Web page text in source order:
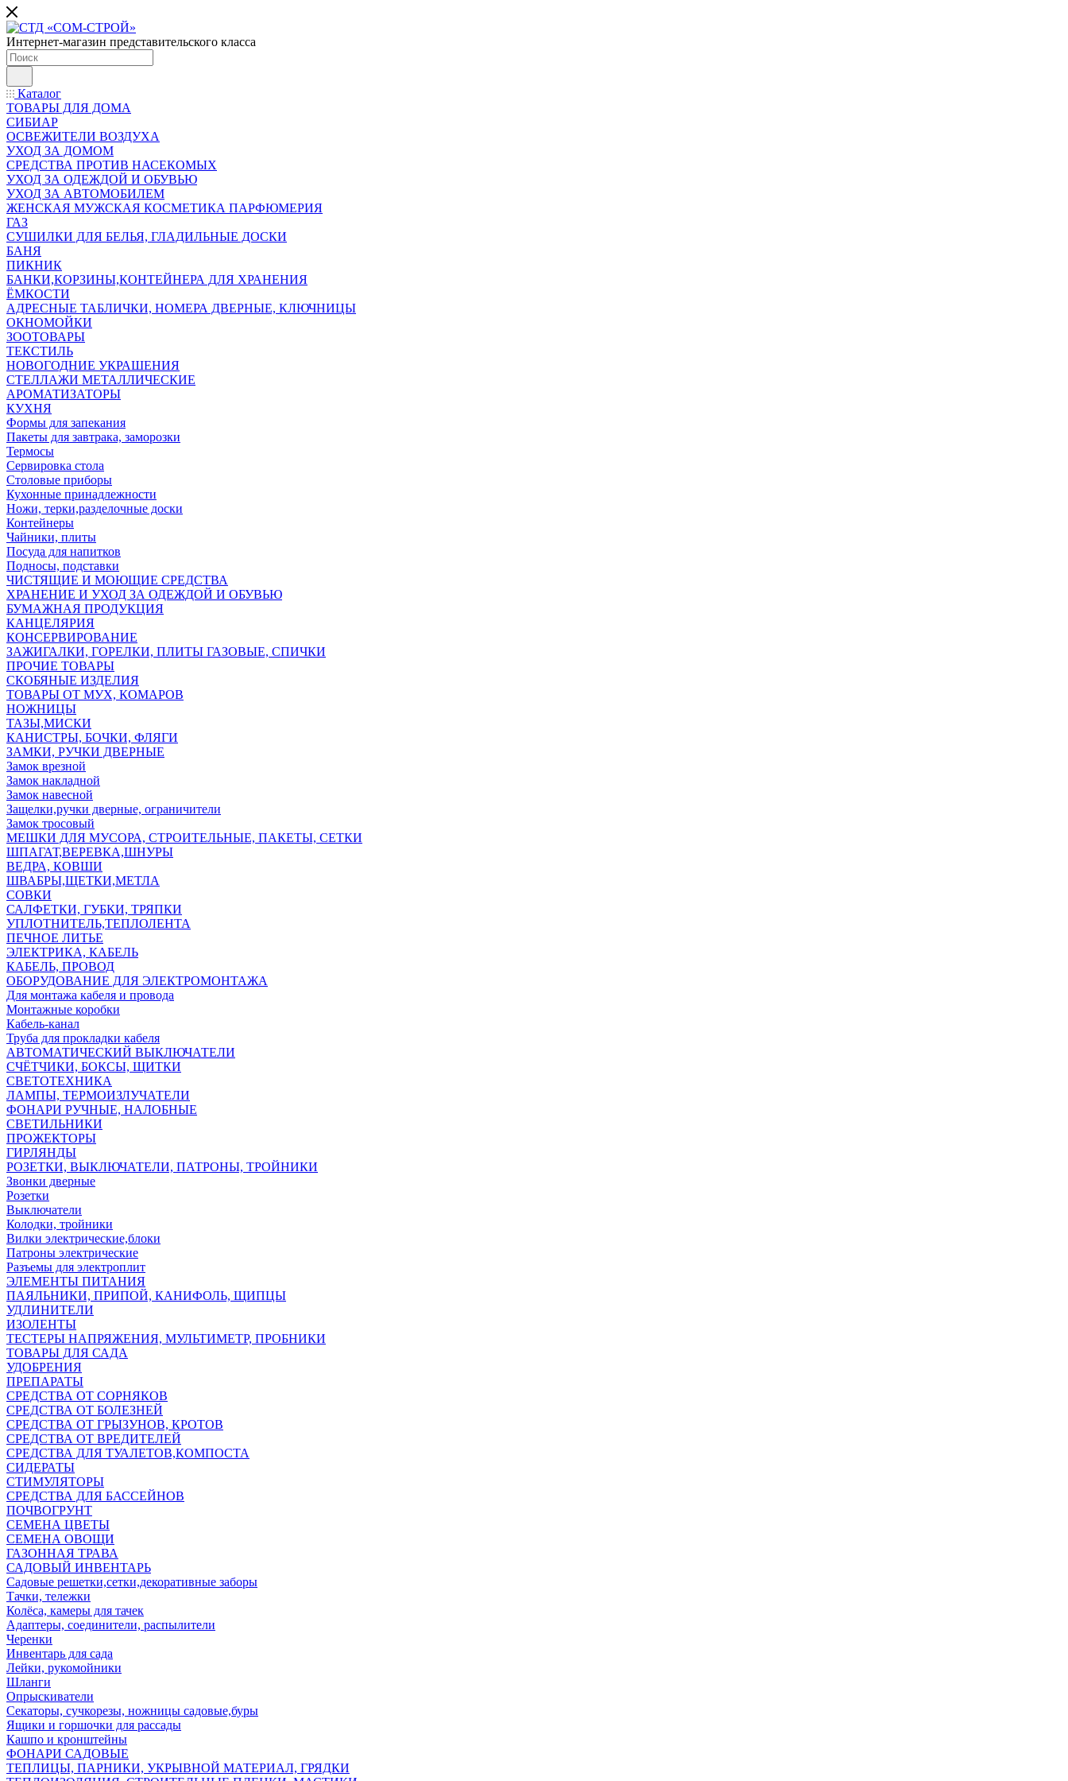
Интернет-магазин представительского класса
Каталог
ТОВАРЫ ДЛЯ ДОМА
СИБИАР
ОСВЕЖИТЕЛИ ВОЗДУХА
УХОД ЗА ДОМОМ
СРЕДСТВА ПРОТИВ НАСЕКОМЫХ
УХОД ЗА ОДЕЖДОЙ И ОБУВЬЮ
УХОД ЗА АВТОМОБИЛЕМ
ЖЕНСКАЯ МУЖСКАЯ КОСМЕТИКА ПАРФЮМЕРИЯ
ГАЗ
СУШИЛКИ ДЛЯ БЕЛЬЯ, ГЛАДИЛЬНЫЕ ДОСКИ
БАНЯ
ПИКНИК
БАНКИ,КОРЗИНЫ,КОНТЕЙНЕРА ДЛЯ ХРАНЕНИЯ
ЁМКОСТИ
АДРЕСНЫЕ ТАБЛИЧКИ, НОМЕРА ДВЕРНЫЕ, КЛЮЧНИЦЫ
ОКНОМОЙКИ
ЗООТОВАРЫ
ТЕКСТИЛЬ
НОВОГОДНИЕ УКРАШЕНИЯ
СТЕЛЛАЖИ МЕТАЛЛИЧЕСКИЕ
АРОМАТИЗАТОРЫ
КУХНЯ
Формы для запекания
Пакеты для завтрака, заморозки
Термосы
Сервировка стола
Столовые приборы
Кухонные принадлежности
Ножи, терки,разделочные доски
Контейнеры
Чайники, плиты
Посуда для напитков
Подносы, подставки
ЧИСТЯЩИЕ И МОЮЩИЕ СРЕДСТВА
ХРАНЕНИЕ И УХОД ЗА ОДЕЖДОЙ И ОБУВЬЮ
БУМАЖНАЯ ПРОДУКЦИЯ
КАНЦЕЛЯРИЯ
КОНСЕРВИРОВАНИЕ
ЗАЖИГАЛКИ, ГОРЕЛКИ, ПЛИТЫ ГАЗОВЫЕ, СПИЧКИ
ПРОЧИЕ ТОВАРЫ
СКОБЯНЫЕ ИЗДЕЛИЯ
ТОВАРЫ ОТ МУХ, КОМАРОВ
НОЖНИЦЫ
ТАЗЫ,МИСКИ
КАНИСТРЫ, БОЧКИ, ФЛЯГИ
ЗАМКИ, РУЧКИ ДВЕРНЫЕ
Замок врезной
Замок накладной
Замок навесной
Защелки,ручки дверные, ограничители
Замок тросовый
МЕШКИ ДЛЯ МУСОРА, СТРОИТЕЛЬНЫЕ, ПАКЕТЫ, СЕТКИ
ШПАГАТ,ВЕРЕВКА,ШНУРЫ
ВЕДРА, КОВШИ
ШВАБРЫ,ЩЕТКИ,МЕТЛА
СОВКИ
САЛФЕТКИ, ГУБКИ, ТРЯПКИ
УПЛОТНИТЕЛЬ,ТЕПЛОЛЕНТА
ПЕЧНОЕ ЛИТЬЕ
ЭЛЕКТРИКА, КАБЕЛЬ
КАБЕЛЬ, ПРОВОД
ОБОРУДОВАНИЕ ДЛЯ ЭЛЕКТРОМОНТАЖА
Для монтажа кабеля и провода
Монтажные коробки
Кабель-канал
Труба для прокладки кабеля
АВТОМАТИЧЕСКИЙ ВЫКЛЮЧАТЕЛИ
СЧЁТЧИКИ, БОКСЫ, ЩИТКИ
СВЕТОТЕХНИКА
ЛАМПЫ, ТЕРМОИЗЛУЧАТЕЛИ
ФОНАРИ РУЧНЫЕ, НАЛОБНЫЕ
СВЕТИЛЬНИКИ
ПРОЖЕКТОРЫ
ГИРЛЯНДЫ
РОЗЕТКИ, ВЫКЛЮЧАТЕЛИ, ПАТРОНЫ, ТРОЙНИКИ
Звонки дверные
Розетки
Выключатели
Колодки, тройники
Вилки электрические,блоки
Патроны электрические
Разъемы для электроплит
ЭЛЕМЕНТЫ ПИТАНИЯ
ПАЯЛЬНИКИ, ПРИПОЙ, КАНИФОЛЬ, ЩИПЦЫ
УДЛИНИТЕЛИ
ИЗОЛЕНТЫ
ТЕСТЕРЫ НАПРЯЖЕНИЯ, МУЛЬТИМЕТР, ПРОБНИКИ
ТОВАРЫ ДЛЯ САДА
УДОБРЕНИЯ
ПРЕПАРАТЫ
СРЕДСТВА ОТ СОРНЯКОВ
СРЕДСТВА ОТ БОЛЕЗНЕЙ
СРЕДСТВА ОТ ГРЫЗУНОВ, КРОТОВ
СРЕДСТВА ОТ ВРЕДИТЕЛЕЙ
СРЕДСТВА ДЛЯ ТУАЛЕТОВ,КОМПОСТА
СИДЕРАТЫ
СТИМУЛЯТОРЫ
СРЕДСТВА ДЛЯ БАССЕЙНОВ
ПОЧВОГРУНТ
СЕМЕНА ЦВЕТЫ
СЕМЕНА ОВОЩИ
ГАЗОННАЯ ТРАВА
САДОВЫЙ ИНВЕНТАРЬ
Садовые решетки,сетки,декоративные заборы
Тачки, тележки
Колёса, камеры для тачек
Адаптеры, соединители, распылители
Черенки
Инвентарь для сада
Лейки, рукомойники
Шланги
Опрыскиватели
Секаторы, сучкорезы, ножницы садовые,буры
Ящики и горшочки для рассады
Кашпо и кронштейны
ФОНАРИ САДОВЫЕ
ТЕПЛИЦЫ, ПАРНИКИ, УКРЫВНОЙ МАТЕРИАЛ, ГРЯДКИ